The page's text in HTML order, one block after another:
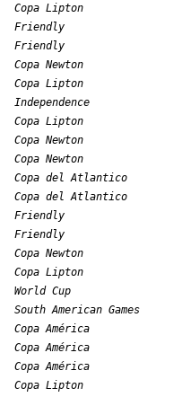
Copa Lipton
Friendly
Friendly
Copa Newton
Copa Lipton
Independence
Copa Lipton
Copa Newton
Copa Newton
Copa del Atlantico
Copa del Atlantico
Friendly
Friendly
Copa Newton
Copa Lipton
World Cup
South American Games
Copa América
Copa América
Copa América
Copa Lipton